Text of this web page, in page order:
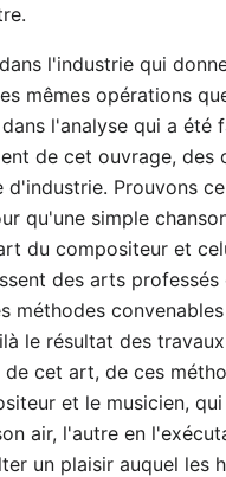
l'industrie qui
mêmes opérations
l'analyse qui a été
de cet ouvrage, des
d'industrie. Prouvons
qu'une simple
du compositeur et
des arts professés
méthodes
le résultat des
de cet art, de ces
et le musicien,
air, l'autre en
un plaisir auquel les